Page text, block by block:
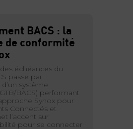
BACS : la
de conformité
échéances du
passe par
d’un système
BACS) performant
Synox pour
Connectés et
l’accent sur
pour se connecter